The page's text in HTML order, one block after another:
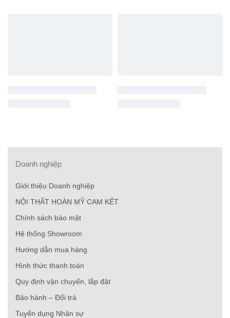
Doanh nghiệp
Giới thiệu Doanh nghiệp
NỘI THẤT HOÀN MỸ CAM KẾT
Chính sách bảo mật
Hệ thống Showroom
Hướng dẫn mua hàng
Hình thức thanh toán
Quy định vận chuyển, lắp đặt
Bảo hành – Đổi trả
Tuyển dụng Nhân sự